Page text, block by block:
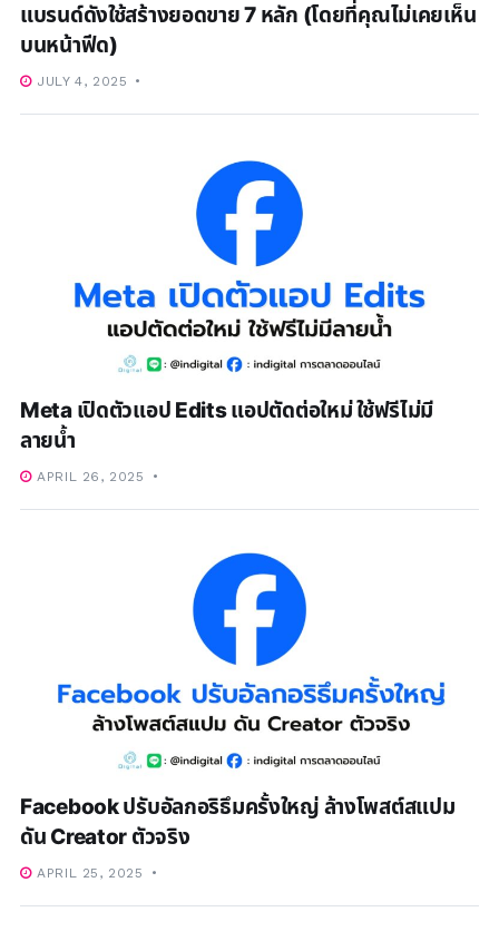
แบรนด์ดังใช้สร้างยอดขาย 7 หลัก (โดยที่คุณไม่เคยเห็น
บนหน้าฟีด)
JULY 4, 2025
Meta เปิดตัวแอป Edits แอปตัดต่อใหม่ ใช้ฟรีไม่มี
ลายน้ำ
APRIL 26, 2025
Facebook ปรับอัลกอริธึมครั้งใหญ่ ล้างโพสต์สแปม
ดัน Creator ตัวจริง
APRIL 25, 2025